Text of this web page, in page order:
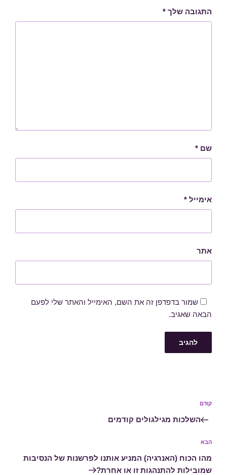
התגובה שלך *
שם *
אימייל *
אתר
שמור בדפדפן זה את השם, האימייל והאתר שלי לפעם
הבאה שאגיב.
הפוסט
הקודם
קודם
השלכות מגילגולים קודמים
הפוסט
הבא
הבא
מהו הכוח (האנרגיה) המניע אותנו לפרשנות של הנסיבות
שמובילות להתנהגות זו או אחרת?